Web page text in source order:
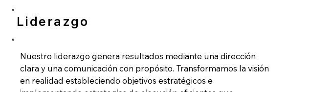
Liderazgo
Nuestro liderazgo genera resultados mediante una dirección
clara y una comunicación con propósito. Transformamos la visión
en realidad estableciendo objetivos estratégicos e